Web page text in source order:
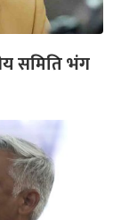
समिति भंग